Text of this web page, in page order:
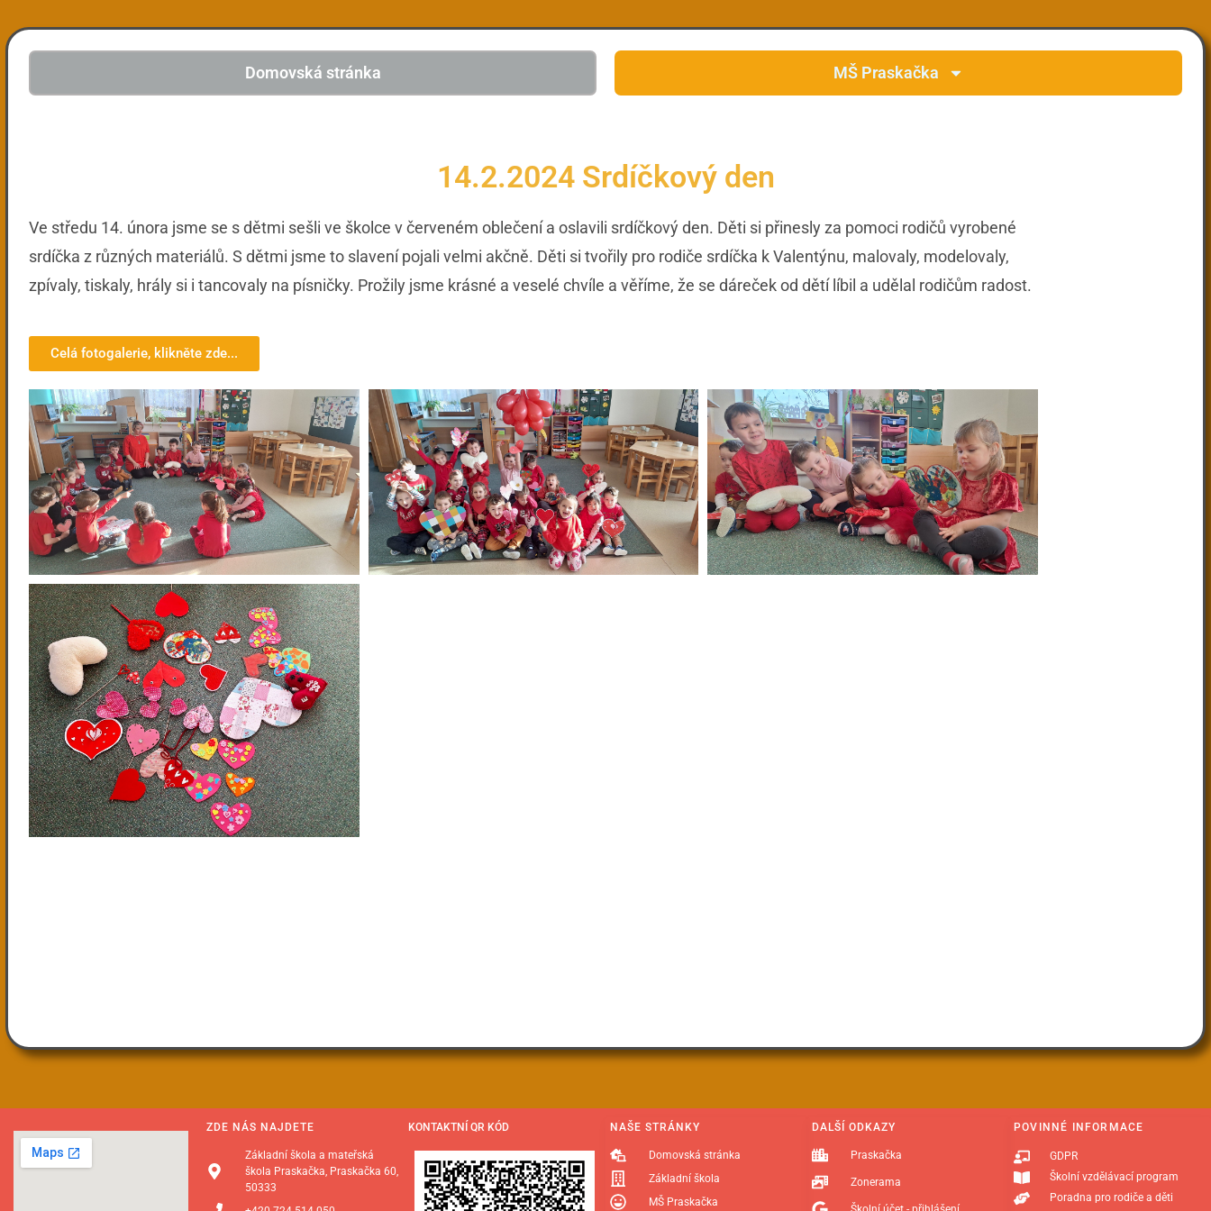
Domovská stránka MŠ Praskačka
14.2.2024 Srdíčkový den
Ve středu 14. února jsme se s dětmi sešli ve školce v červeném oblečení a oslavili srdíčkový den. Děti si přinesly za pomoci rodičů vyrobené
srdíčka z různých materiálů. S dětmi jsme to slavení pojali velmi akčně. Děti si tvořily pro rodiče srdíčka k Valentýnu, malovaly, modelovaly,
zpívaly, tiskaly, hrály si i tancovaly na písničky. Prožily jsme krásné a veselé chvíle a věříme, že se dáreček od dětí líbil a udělal rodičům radost.
Celá fotogalerie, klikněte zde...
ZDE NÁS NAJDETE
Základní škola a mateřská
škola Praskačka, Praskačka 60,
50333
KONTAKTNÍ QR KÓD NAŠE STRÁNKY
Domovská stránka
Základní škola
MŠ Praskačka
DALŠÍ ODKAZY
Praskačka
Zonerama
POVINNÉ INFORMACE
GDPR
Školní vzdělávací program
Poradna pro rodiče a děti